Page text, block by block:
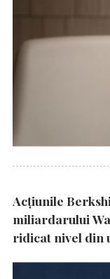
Acțiunile
miliardarului
ridicat nivel din